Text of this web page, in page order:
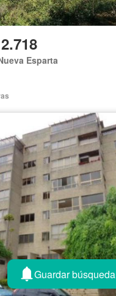
Esparta
Guardar búsqueda